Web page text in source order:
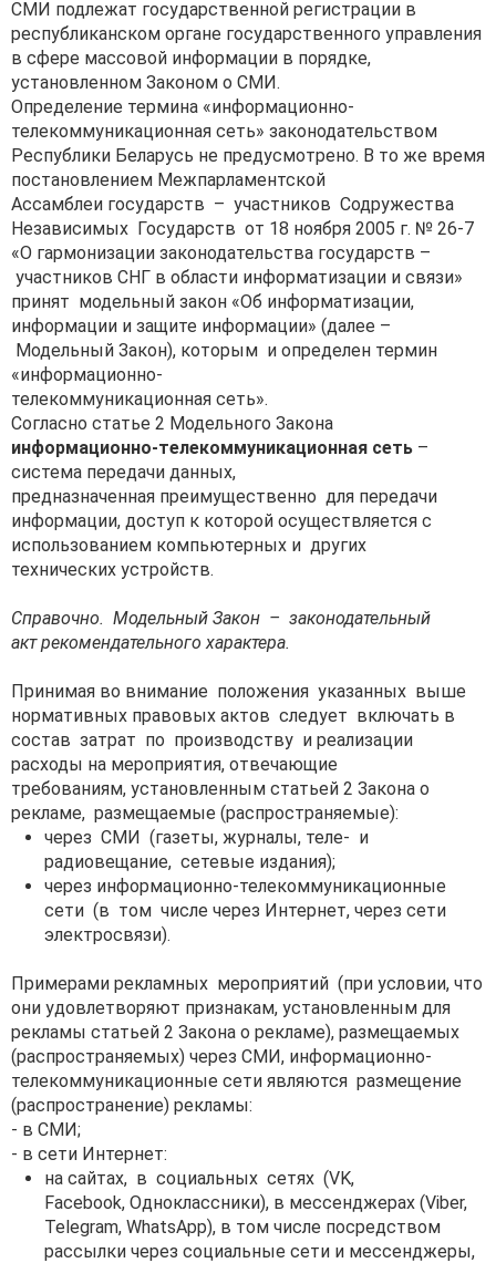
СМИ подлежат государственной регистрации в
республиканском органе государственного управления
в сфере массовой информации в порядке,
установленном Законом о СМИ.
Определение термина «информационно-
телекоммуникационная сеть» законодательством
Республики Беларусь не предусмотрено. В то же время
постановлением Межпарламентской
Ассамблеи государств – участников Содружества
Независимых Государств от 18 ноября 2005 г. № 26-7
«О гармонизации законодательства государств –
участников СНГ в области информатизации и связи»
принят модельный закон «Об информатизации,
информации и защите информации» (далее –
Модельный Закон), которым и определен термин
«информационно-
телекоммуникационная сеть».
Согласно статье 2 Модельного Закона
информационно-телекоммуникационная сеть –
система передачи данных,
предназначенная преимущественно для передачи
информации, доступ к которой осуществляется с
использованием компьютерных и других
технических устройств.
Справочно. Модельный Закон – законодательный
актрекомендательного характера.
Принимая во внимание положения указанных выше
нормативных правовых актов следует включать в
состав затрат по производству и реализации
расходы на мероприятия, отвечающие
требованиям, установленным статьей 2 Закона о
рекламе, размещаемые (распространяемые):
через СМИ (газеты, журналы, теле- и
радиовещание, сетевые издания);
через информационно-телекоммуникационные
сети (в том числе через Интернет, через сети
электросвязи).
Примерами рекламных мероприятий (при условии, что
они удовлетворяют признакам, установленным для
рекламы статьей 2 Закона о рекламе), размещаемых
(распространяемых) через СМИ, информационно-
телекоммуникационные сети являются размещение
(распространение) рекламы:
- в СМИ;
- в сети Интернет:
на сайтах, в социальных сетях (VK,
Facebook, Одноклассники), в мессенджерах (Viber,
Telegram, WhatsApp), в том числе посредством
рассылки через социальные сети и мессенджеры,